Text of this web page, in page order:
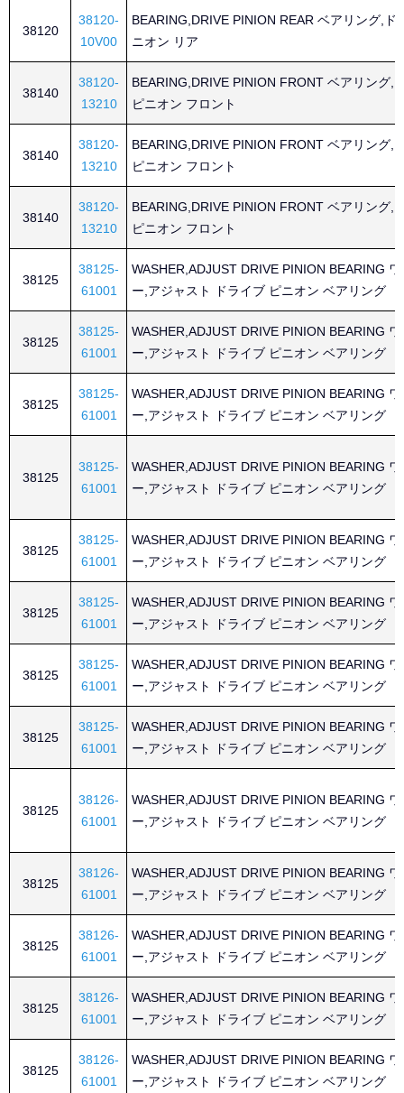
38120
38120-
10V00
BEARING,DRIVE PINION REAR ベアリング,ド
ニオン リア
38140
38120-
13210
BEARING,DRIVE PINION FRONT ベアリング,
ピニオン フロント
38140
38120-
13210
BEARING,DRIVE PINION FRONT ベアリング,
ピニオン フロント
38140
38120-
13210
BEARING,DRIVE PINION FRONT ベアリング,
ピニオン フロント
38125
38125-
61001
WASHER,ADJUST DRIVE PINION BEARING
ー,アジャスト ドライブ ピニオン ベアリング
38125
38125-
61001
WASHER,ADJUST DRIVE PINION BEARING
ー,アジャスト ドライブ ピニオン ベアリング
38125
38125-
61001
WASHER,ADJUST DRIVE PINION BEARING
ー,アジャスト ドライブ ピニオン ベアリング
38125
38125-
61001
WASHER,ADJUST DRIVE PINION BEARING
ー,アジャスト ドライブ ピニオン ベアリング
38125
38125-
61001
WASHER,ADJUST DRIVE PINION BEARING
ー,アジャスト ドライブ ピニオン ベアリング
38125
38125-
61001
WASHER,ADJUST DRIVE PINION BEARING
ー,アジャスト ドライブ ピニオン ベアリング
38125
38125-
61001
WASHER,ADJUST DRIVE PINION BEARING
ー,アジャスト ドライブ ピニオン ベアリング
38125
38125-
61001
WASHER,ADJUST DRIVE PINION BEARING
ー,アジャスト ドライブ ピニオン ベアリング
38125
38126-
61001
WASHER,ADJUST DRIVE PINION BEARING
ー,アジャスト ドライブ ピニオン ベアリング
38125
38126-
61001
WASHER,ADJUST DRIVE PINION BEARING
ー,アジャスト ドライブ ピニオン ベアリング
38125
38126-
61001
WASHER,ADJUST DRIVE PINION BEARING
ー,アジャスト ドライブ ピニオン ベアリング
38125
38126-
61001
WASHER,ADJUST DRIVE PINION BEARING
ー,アジャスト ドライブ ピニオン ベアリング
38125
38126-
61001
WASHER,ADJUST DRIVE PINION BEARING
ー,アジャスト ドライブ ピニオン ベアリング